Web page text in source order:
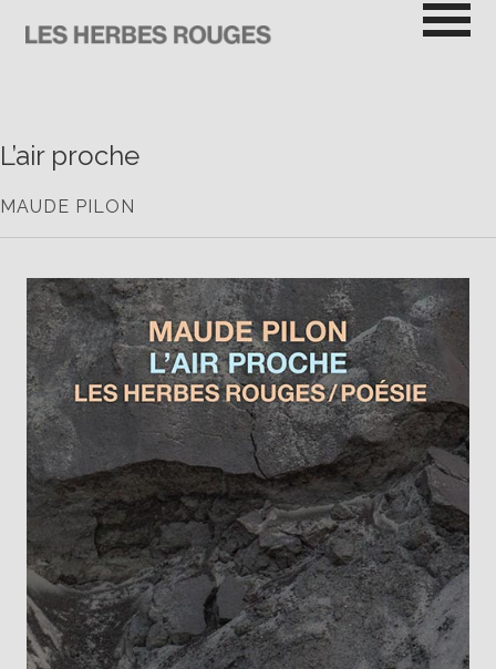
contenu
L’air proche
MAUDE PILON